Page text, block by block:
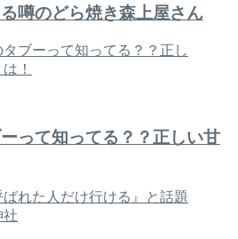
噂のどら焼き森上屋さん
って知ってる？？正しい甘